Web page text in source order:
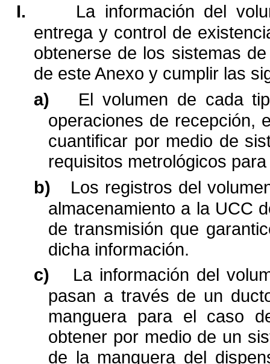
I.
La información del
entrega y control de
obtenerse de los sistemas
de este Anexo y cumplir las
a)
El volumen de cada
operaciones de recepción,
cuantificar por medio de
requisitos metrológicos
b)
Los registros del
almacenamiento a la UCC
de transmisión que
dicha información.
c)
La información del
pasan a través de un
manguera para el caso
obtener por medio de un
de la manguera del